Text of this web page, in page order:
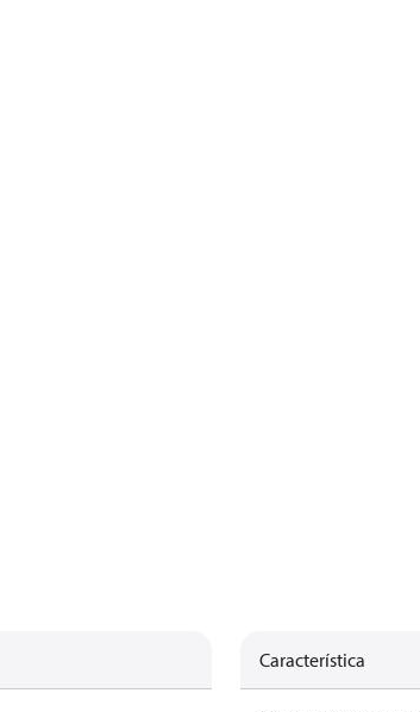
Característica